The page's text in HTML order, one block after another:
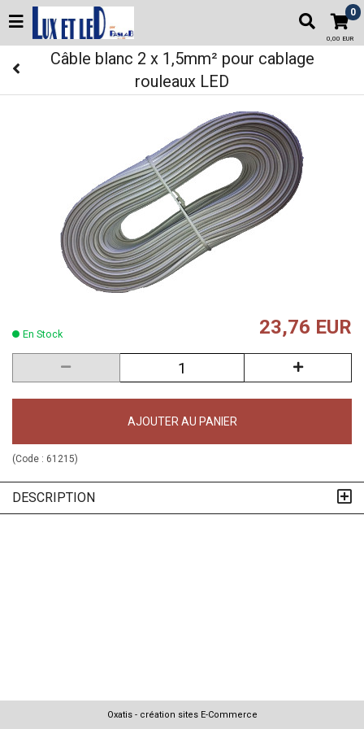
0
0,00 EUR
Câble blanc 2 x 1,5mm² pour cablage
rouleaux LED
En Stock 23,76 EUR
AJOUTER AU PANIER
(Code : 61215)
DESCRIPTION
Oxatis - création sites E-Commerce